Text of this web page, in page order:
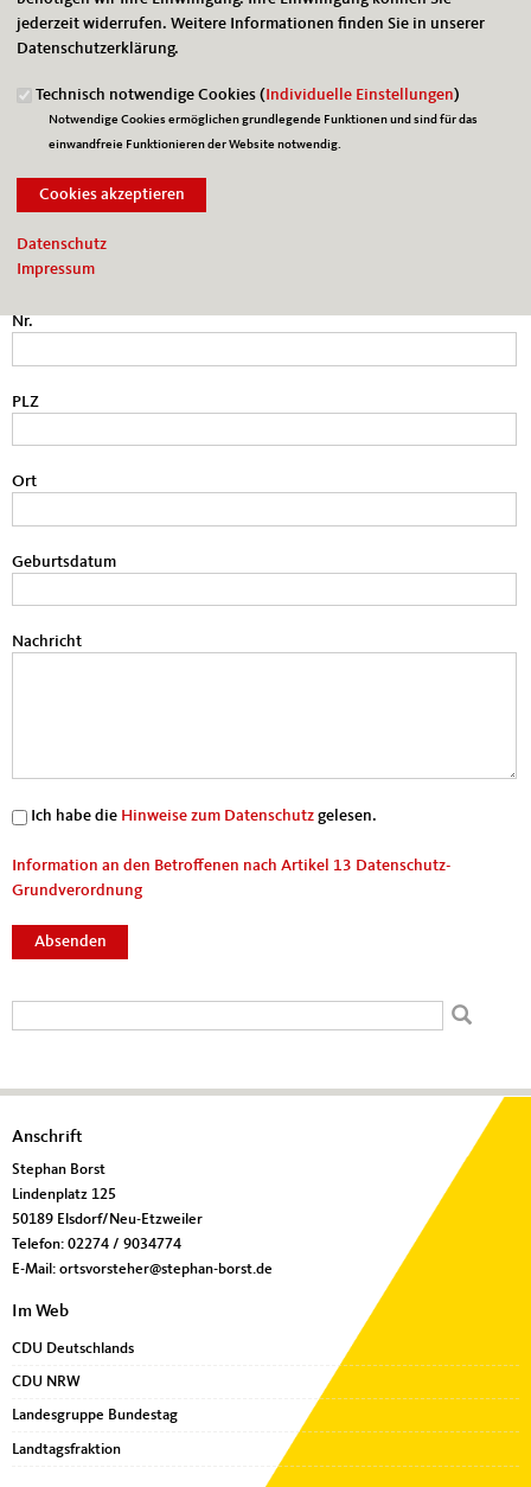
Straße
Nr.
PLZ
Ort
Geburtsdatum
Nachricht
Datenschutz *
Ich habe die Hinweise zum Datenschutz gelesen.
Information an den Betroffenen nach Artikel 13 Datenschutz-
Grundverordnung
Anschrift
Stephan Borst
Lindenplatz 125
50189 Elsdorf/Neu-Etzweiler
Telefon: 02274 / 9034774
E-Mail: ortsvorsteher@stephan-borst.de
Im Web
CDU Deutschlands
CDU NRW
Landesgruppe Bundestag
Landtagsfraktion
jederzeit widerrufen. Weitere Informationen finden Sie in unserer
Datenschutzerklärung.
Technisch notwendige Cookies (Individuelle Einstellungen)
Notwendige Cookies ermöglichen grundlegende Funktionen und sind für das
einwandfreie Funktionieren der Website notwendig.
Datenschutz
Impressum